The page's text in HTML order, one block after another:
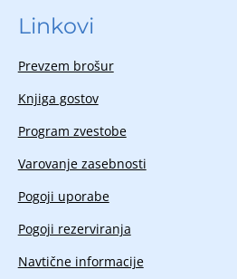
Linkovi
Prevzem brošur
Knjiga gostov
Program zvestobe
Varovanje zasebnosti
Pogoji uporabe
Pogoji rezerviranja
Navtične informacije